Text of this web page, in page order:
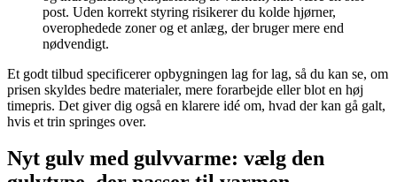
post. Uden korrekt styring risikerer du kolde hjørner,
overophedede zoner og et anlæg, der bruger mere end
nødvendigt.
Et godt tilbud specificerer opbygningen lag for lag, så du kan se, om
prisen skyldes bedre materialer, mere forarbejde eller blot en høj
timepris. Det giver dig også en klarere idé om, hvad der kan gå galt,
hvis et trin springes over.
Nyt gulv med gulvvarme: vælg den